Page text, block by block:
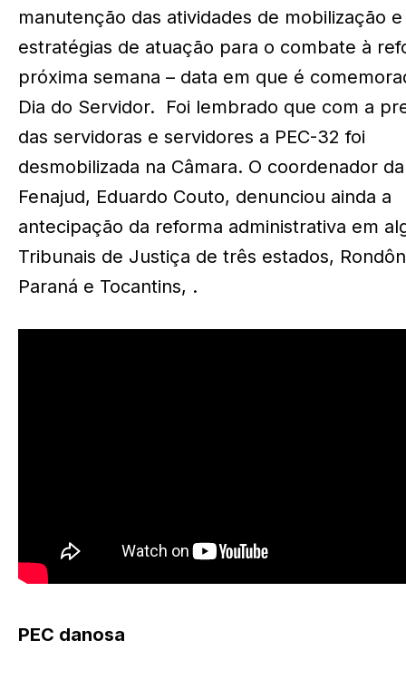
manutenção das atividades de mobilização
estratégias de atuação para o combate à
próxima semana – data em que é
Dia do Servidor. Foi lembrado que com a
das servidoras e servidores a PEC-32 foi
desmobilizada na Câmara. O coordenador da
Fenajud, Eduardo Couto, denunciou ainda a
antecipação da reforma administrativa em
Tribunais de Justiça de três estados,
Paraná e Tocantins, .
PEC danosa